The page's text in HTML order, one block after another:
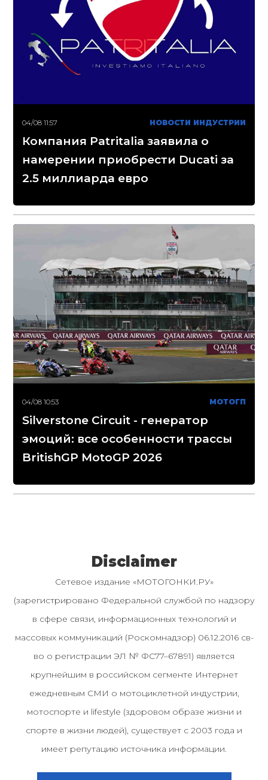
04/08 11:57 НОВОСТИ ИНДУСТРИИ
Компания Patritalia заявила о
намерении приобрести Ducati за
2.5 миллиарда евро
04/08 10:53 МОТОГП
Silverstone Circuit - генератор
эмоций: все особенности трассы
BritishGP MotoGP 2026
Disclaimer
Сетевое издание «МОТОГОНКИ.РУ»
(зарегистрировано Федеральной службой по надзору
в сфере связи, информационных технологий и
массовых коммуникаций (Роскомнадзор) 06.12.2016 св-
во о регистрации ЭЛ № ФС77–67891) является
крупнейшим в российском сегменте Интернет
ежедневным СМИ о мотоциклетной индустрии,
мотоспорте и lifestyle (здоровом образе жизни и
спорте в жизни людей), существует с 2003 года и
имеет репутацию источника информации.